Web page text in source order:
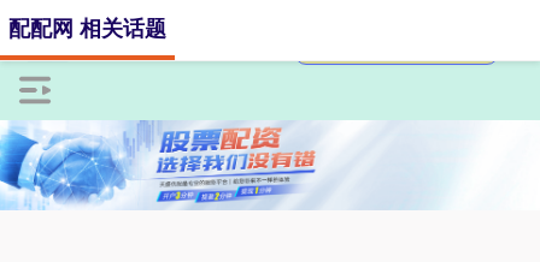
配配网 相关话题